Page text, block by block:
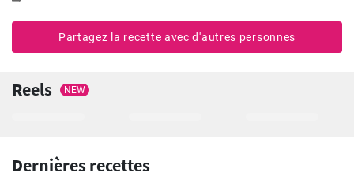
Partagez la recette avec d'autres personnes
Reels NEW
Dernières recettes